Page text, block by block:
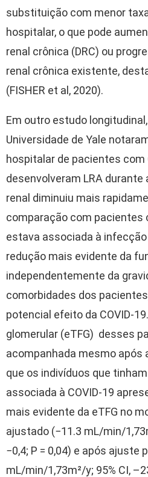
substituição com menor
hospitalar, o que pode
renal crônica (DRC) ou
renal crônica existente,
(FISHER et al, 2020).
Em outro estudo
Universidade de Yale
hospitalar de pacientes com
desenvolveram LRA
renal diminuiu mais
comparação com pacientes
estava associada à infecção
redução mais evidente da
independentemente da
comorbidades dos
potencial efeito da COVID-
glomerular (eTFG) desses
acompanhada mesmo após
que os indivíduos que
associada à COVID-19
mais evidente da eTFG no
ajustado (−11.3 mL/min/
−0,4; P = 0,04) e após ajuste
mL/min/1,73m²/y; 95% CI,